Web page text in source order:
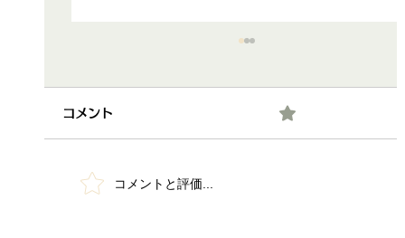
コメント
コメントと評価...